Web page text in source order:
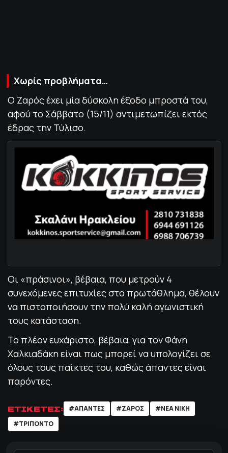
Χωρίς προβλήματα…
Ο Ζαρός έχει μία δύσκολη έξοδο μπροστά του,
αφού το Σάββατο (15/11) αντιμετωπίζει εκτός
έδρας την Τύλισο.
Οι «πράσινοι», βέβαια, που μετρούν 4
συνεχόμενες επιτυχίες στο πρωτάθλημα, θέλουν
να πιστοποιήσουν την πολύ καλή αγωνιστική
τους κατάσταση.
Το πλέον ευχάριστο, βέβαια, για τον Φάνη
Χαλκιαδάκη είναι πως μπορεί να υπολογίζει σε
όλους τους παίκτες του, καθώς άπαντες είναι
παρόντες.
ΕΤΙΚΕΤΕΣ: #ΑΠΑΝΤΕΣ #ΖΑΡΟΣ
#ΝΕΑ ΝΙΚΗ
#ΤΡΙΠΟΝΤΟ